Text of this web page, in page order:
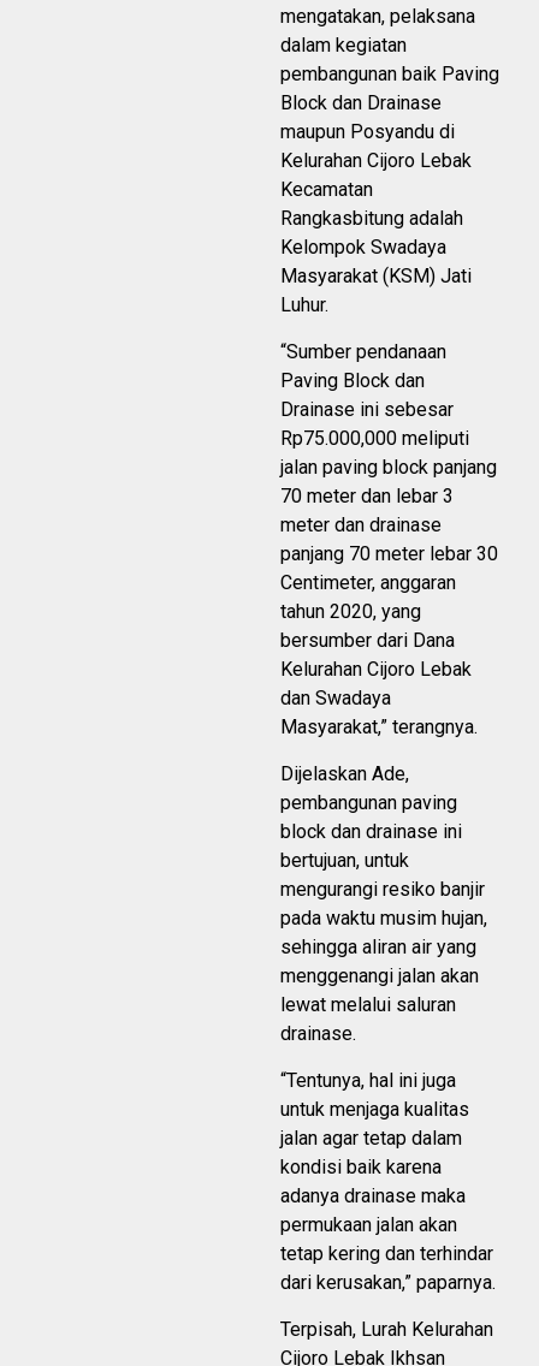
mengatakan, pelaksana
dalam kegiatan
pembangunan baik Paving
Block dan Drainase
maupun Posyandu di
Kelurahan Cijoro Lebak
Kecamatan
Rangkasbitung adalah
Kelompok Swadaya
Masyarakat (KSM) Jati
Luhur.
“Sumber pendanaan
Paving Block dan
Drainase ini sebesar
Rp75.000,000 meliputi
jalan paving block panjang
70 meter dan lebar 3
meter dan drainase
panjang 70 meter lebar 30
Centimeter, anggaran
tahun 2020, yang
bersumber dari Dana
Kelurahan Cijoro Lebak
dan Swadaya
Masyarakat,” terangnya.
Dijelaskan Ade,
pembangunan paving
block dan drainase ini
bertujuan, untuk
mengurangi resiko banjir
pada waktu musim hujan,
sehingga aliran air yang
menggenangi jalan akan
lewat melalui saluran
drainase.
“Tentunya, hal ini juga
untuk menjaga kualitas
jalan agar tetap dalam
kondisi baik karena
adanya drainase maka
permukaan jalan akan
tetap kering dan terhindar
dari kerusakan,” paparnya.
Terpisah, Lurah Kelurahan
Cijoro Lebak Ikhsan